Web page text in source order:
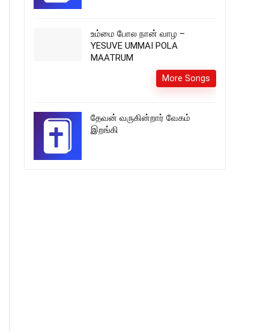
உம்மை போல நான் வாழ –
YESUVE UMMAI POLA
MAATRUM
More Songs
தேவன் வருகின்றார் வேகம்
இறங்கி